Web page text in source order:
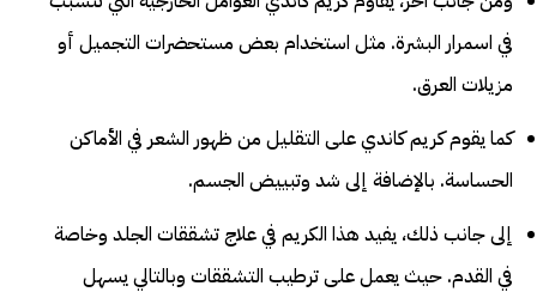
في اسمرار البشرة. مثل استخدام بعض مستحضرات التجميل أو
مزيلات العرق.
كما يقوم كريم كاندي على التقليل من ظهور الشعر في الأماكن
الحساسة. بالإضافة إلى شد وتبييض الجسم.
إلى جانب ذلك، يفيد هذا الكريم في علاج تشققات الجلد وخاصة
في القدم. حيث يعمل على ترطيب التشققات وبالتالي يسهل